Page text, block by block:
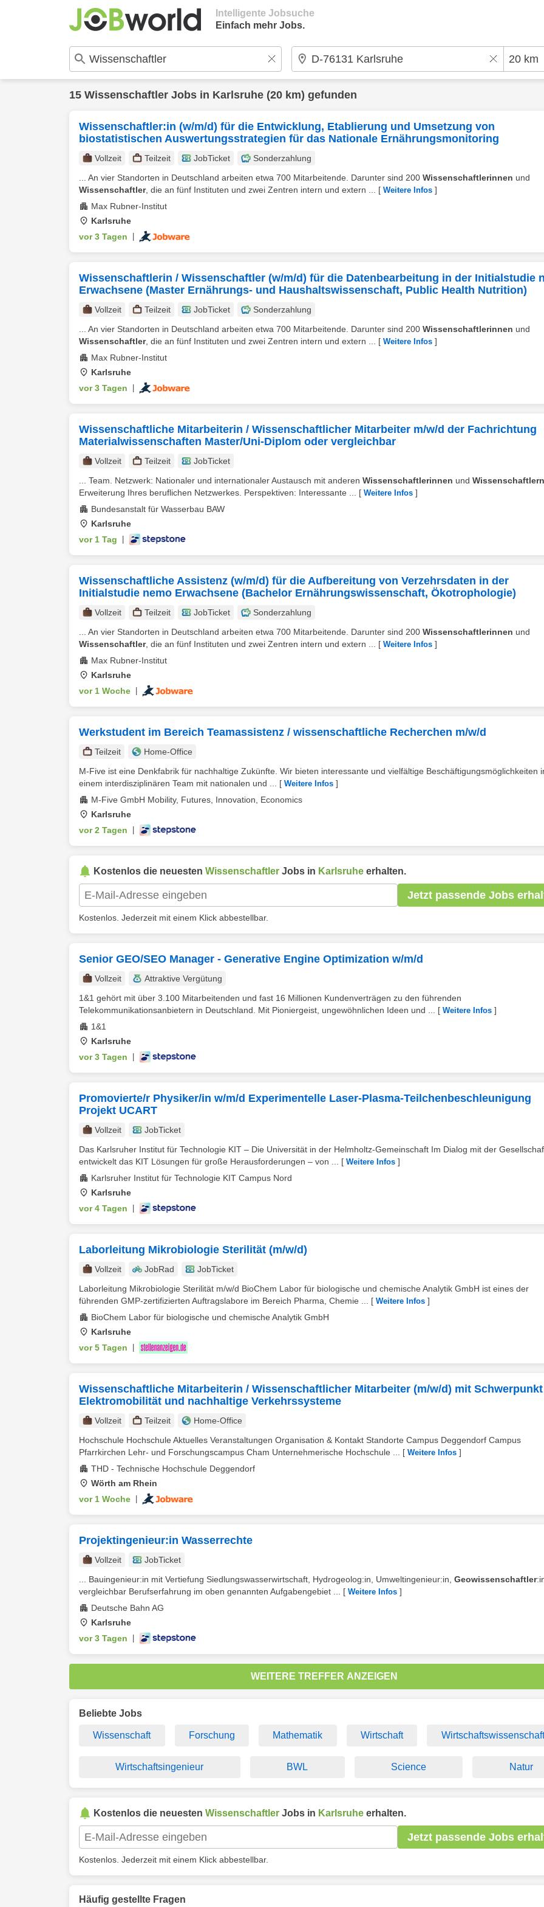
Intelligente Jobsuche
Einfach mehr Jobs.
15 Wissenschaftler Jobs in Karlsruhe (20 km) gefunden
Wissenschaftler:in (w/m/d) für die Entwicklung, Etablierung und Umsetzung von
biostatistischen Auswertungsstrategien für das Nationale Ernährungsmonitoring
Vollzeit Teilzeit JobTicket
Sonderzahlung
... An vier Standorten in Deutschland arbeiten etwa 700 Mitarbeitende. Darunter sind 200 Wissenschaftlerinnen und
Wissenschaftler, die an fünf Instituten und zwei Zentren intern und extern ... [ Weitere Infos ]
Max Rubner-Institut
Karlsruhe
vor 3 Tagen
Wissenschaftlerin / Wissenschaftler (w/m/d) für die Datenbearbeitung in der Initialstudie
Erwachsene (Master Ernährungs- und Haushaltswissenschaft, Public Health Nutrition)
Vollzeit Teilzeit JobTicket
Sonderzahlung
... An vier Standorten in Deutschland arbeiten etwa 700 Mitarbeitende. Darunter sind 200 Wissenschaftlerinnen und
Wissenschaftler, die an fünf Instituten und zwei Zentren intern und extern ... [ Weitere Infos ]
Max Rubner-Institut
Karlsruhe
vor 3 Tagen
Wissenschaftliche Mitarbeiterin / Wissenschaftlicher Mitarbeiter m/w/d der Fachrichtung
Materialwissenschaften Master/Uni-Diplom oder vergleichbar
Vollzeit Teilzeit
JobTicket
... Team. Netzwerk: Nationaler und internationaler Austausch mit anderen Wissenschaftlerinnen und Wissenschaftlern
Erweiterung Ihres beruflichen Netzwerkes. Perspektiven: Interessante ...
[ Weitere Infos ]
Bundesanstalt für Wasserbau BAW
Karlsruhe
vor 1 Tag
Wissenschaftliche Assistenz (w/m/d) für die Aufbereitung von Verzehrsdaten in der
Initialstudie nemo Erwachsene (Bachelor Ernährungswissenschaft, Ökotrophologie)
Vollzeit Teilzeit JobTicket
Sonderzahlung
... An vier Standorten in Deutschland arbeiten etwa 700 Mitarbeitende. Darunter sind 200 Wissenschaftlerinnen und
Wissenschaftler, die an fünf Instituten und zwei Zentren intern und extern ... [ Weitere Infos ]
Max Rubner-Institut
Karlsruhe
vor 1 Woche
Werkstudent im Bereich Teamassistenz / wissenschaftliche Recherchen m/w/d
Teilzeit
Home-Office
M-Five ist eine Denkfabrik für nachhaltige Zukünfte. Wir bieten interessante und vielfältige Beschäftigungsmöglichkeiten
einem interdisziplinären Team mit nationalen und ...
[ Weitere Infos ]
M-Five GmbH Mobility, Futures, Innovation, Economics
Karlsruhe
vor 2 Tagen
Kostenlos die neuesten Wissenschaftler Jobs in Karlsruhe erhalten.
Jetzt passende Jobs
Kostenlos. Jederzeit mit einem Klick abbestellbar.
Senior GEO/SEO Manager - Generative Engine Optimization w/m/d
Vollzeit
Attraktive Vergütung
1&1 gehört mit über 3.100 Mitarbeitenden und fast 16 Millionen Kundenverträgen zu den führenden
Telekommunikationsanbietern in Deutschland. Mit Pioniergeist, ungewöhnlichen Ideen und ...
[ Weitere Infos ]
1&1
Karlsruhe
vor 3 Tagen
Promovierte/r Physiker/in w/m/d Experimentelle Laser-Plasma-Teilchenbeschleunigung
Projekt UCART
Vollzeit
JobTicket
Das Karlsruher Institut für Technologie KIT – Die Universität in der Helmholtz-Gemeinschaft Im Dialog mit der
entwickelt das KIT Lösungen für große Herausforderungen – von ...
[ Weitere Infos ]
Karlsruher Institut für Technologie KIT Campus Nord
Karlsruhe
vor 4 Tagen
Laborleitung Mikrobiologie Sterilität (m/w/d)
Vollzeit JobRad
JobTicket
Laborleitung Mikrobiologie Sterilität m/w/d BioChem Labor für biologische und chemische Analytik GmbH ist eines der
führenden GMP-zertifizierten Auftragslabore im Bereich Pharma, Chemie ...
[ Weitere Infos ]
BioChem Labor für biologische und chemische Analytik GmbH
Karlsruhe
vor 5 Tagen
Wissenschaftliche Mitarbeiterin / Wissenschaftlicher Mitarbeiter (m/w/d) mit Schwerpunkt
Elektromobilität und nachhaltige Verkehrssysteme
Vollzeit Teilzeit
Home-Office
Hochschule Hochschule Aktuelles Veranstaltungen Organisation & Kontakt Standorte Campus Deggendorf Campus
Pfarrkirchen Lehr- und Forschungscampus Cham Unternehmerische Hochschule ...
[ Weitere Infos ]
THD - Technische Hochschule Deggendorf
Wörth am Rhein
vor 1 Woche
Projektingenieur:in Wasserrechte
Vollzeit
JobTicket
... Bauingenieur:in mit Vertiefung Siedlungswasserwirtschaft, Hydrogeolog:in, Umweltingenieur:in, Geowissenschaftler
vergleichbar Berufserfahrung im oben genannten Aufgabengebiet ...
[ Weitere Infos ]
Deutsche Bahn AG
Karlsruhe
vor 3 Tagen
WEITERE TREFFER ANZEIGEN
Beliebte Jobs
Wissenschaft Forschung Mathematik Wirtschaft
Wirtschaftsingenieur BWL Science Natur
Kostenlos die neuesten Wissenschaftler Jobs in Karlsruhe erhalten.
Jetzt passende Jobs
Kostenlos. Jederzeit mit einem Klick abbestellbar.
Häufig gestellte Fragen